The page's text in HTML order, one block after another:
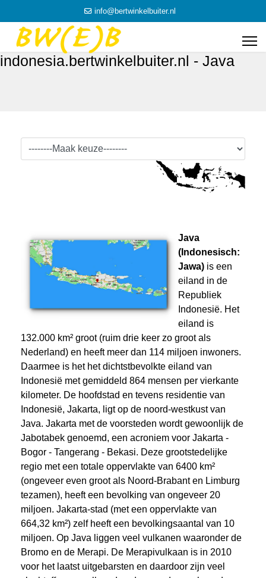
info@bertwinkelbuiter.nl
indonesia.bertwinkelbuiter.nl - Java
Java
(Indonesisch:
Jawa)is een
eiland in de
Republiek
Indonesië. Het
eiland is
132.000 km² groot (ruim drie keer zo groot als
Nederland) en heeft meer dan 114 miljoen inwoners.
Daarmee is het het dichtstbevolkte eiland van
Indonesië met gemiddeld 864 mensen per vierkante
kilometer. De hoofdstad en tevens residentie van
Indonesië, Jakarta, ligt op de noord-westkust van
Java. Jakarta met de voorsteden wordt gewoonlijk de
Jabotabek genoemd, een acroniem voor Jakarta -
Bogor - Tangerang - Bekasi. Deze grootstedelijke
regio met een totale oppervlakte van 6400 km²
(ongeveer even groot als Noord-Brabant en Limburg
tezamen), heeft een bevolking van ongeveer 20
miljoen. Jakarta-stad (met een oppervlakte van
664,32 km²) zelf heeft een bevolkingsaantal van 10
miljoen. Op Java liggen veel vulkanen waaronder de
Bromo en de Merapi. De Merapivulkaan is in 2010
voor het laatst uitgebarsten en daardoor zijn veel